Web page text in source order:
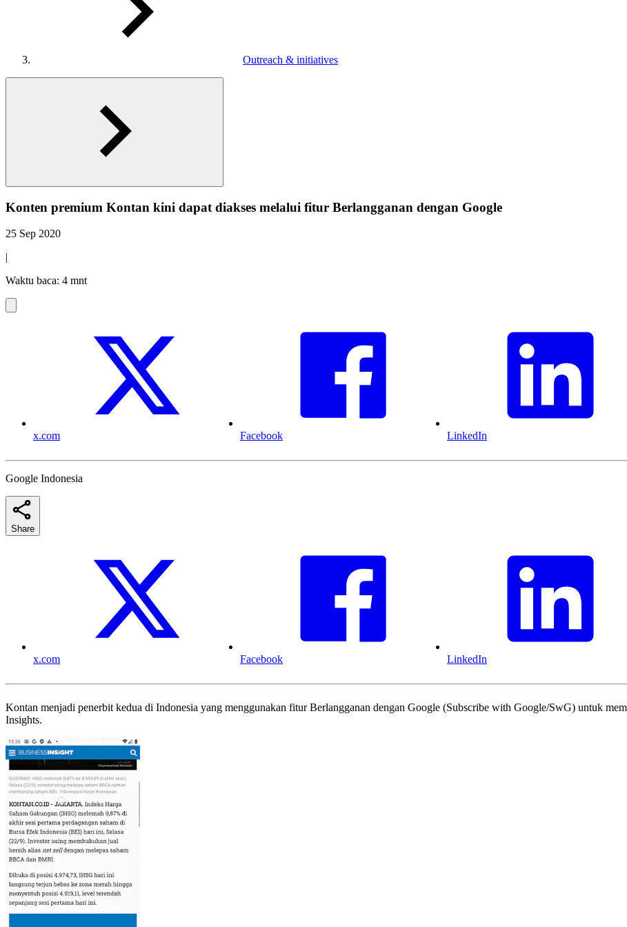
Outreach & initiatives
Konten premium Kontan kini dapat diakses melalui fitur Berlangganan dengan Google
25 Sep 2020
|
Waktu baca: 4 mnt
x.com Facebook LinkedIn
Google Indonesia
Share
x.com Facebook LinkedIn
Kontan menjadi penerbit kedua di Indonesia yang menggunakan fitur Berlangganan dengan Google (Subscribe with Google/SwG) untuk
Insights.